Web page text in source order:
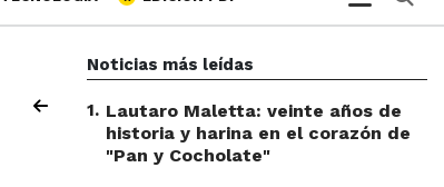
Noticias más leídas
1. Lautaro Maletta: veinte años de
historia y harina en el corazón de
"Pan y Cocholate"